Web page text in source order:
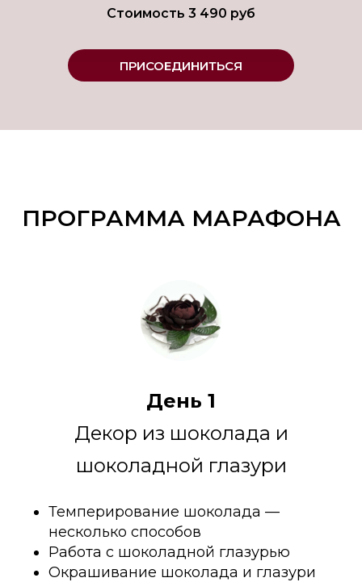
ПРИСОЕДИНИТЬСЯ
Стоимость 3 490 руб
ПРОГРАММА МАРАФОНА
День 1
Декор из шоколада и
шоколадной глазури
Темперирование шоколада —
несколько способов
Работа с шоколадной глазурью
Окрашивание шоколада и глазури